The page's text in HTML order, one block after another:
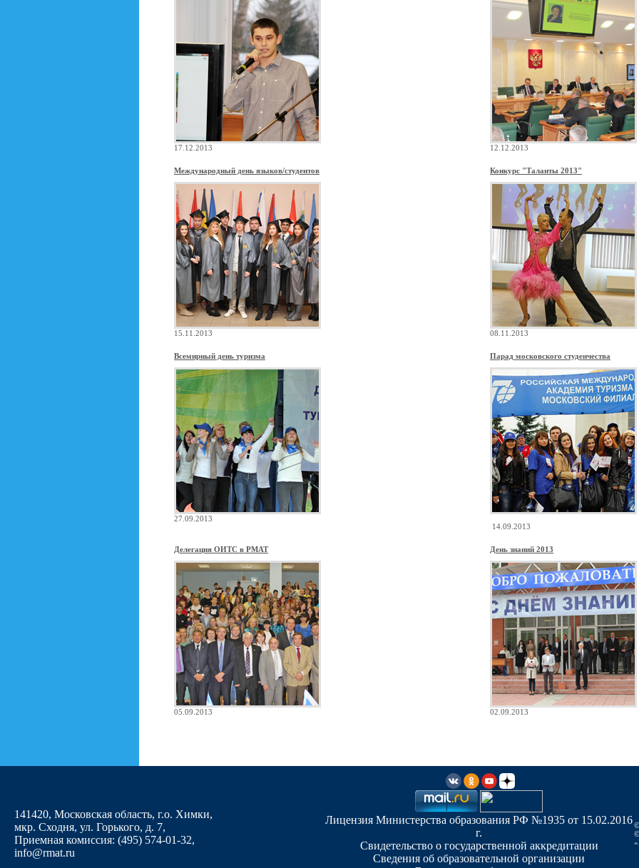
17.12.2013 12.12.2013
Международный день языков/студентов
15.11.2013
Конкурс "Таланты 2013"
08.11.2013
Всемирный день туризма
27.09.2013
Парад московского студенчества
14.09.2013
Делегация ОИТС в РМАТ
05.09.2013
День знаний 2013
02.09.2013
141420, Московская область, г.о. Химки,
мкр. Сходня, ул. Горького, д. 7,
Приемная комиссия: (495) 574-01-32,
info@rmat.ru
Лицензия Министерства образования РФ №1935 от 15.02.2016
г.
Свидетельство о государственной аккредитации
Сведения об образовательной организации